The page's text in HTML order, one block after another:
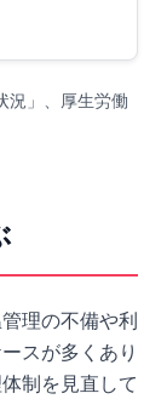
況」、厚生労働
理の不備や利
スが多くあり
制を見直して